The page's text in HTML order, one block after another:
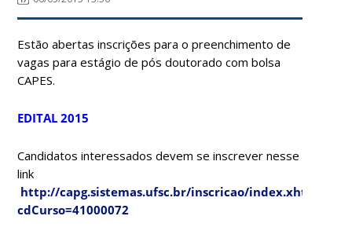
Estão abertas inscrições para o preenchimento de
vagas para estágio de pós doutorado com bolsa
CAPES.
EDITAL 2015
Candidatos interessados devem se inscrever nesse
link
http://capg.sistemas.ufsc.br/inscricao/index.xhtml?
cdCurso=41000072